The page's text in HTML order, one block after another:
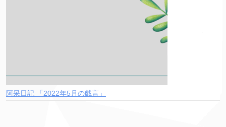
阿呆日記 「2022年5月の戯言」